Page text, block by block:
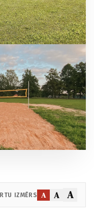
IZMĒRS A A A